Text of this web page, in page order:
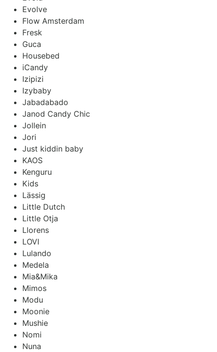
Evolve
Flow Amsterdam
Fresk
Guca
Housebed
iCandy
Izipizi
Izybaby
Jabadabado
Janod Candy Chic
Jollein
Jori
Just kiddin baby
KAOS
Kenguru
Kids
Lässig
Little Dutch
Little Otja
Llorens
LOVI
Lulando
Medela
Mia&Mika
Mimos
Modu
Moonie
Mushie
Nomi
Nuna